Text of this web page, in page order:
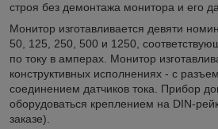
строя без демонтажа монитора и его
Монитор изготавливается девяти
50, 125, 250, 500 и 1250,
по току в амперах. Монитор
конструктивных исполнениях - с
соединением датчиков тока. Прибор
оборудоваться креплением на DIN-
заказе).